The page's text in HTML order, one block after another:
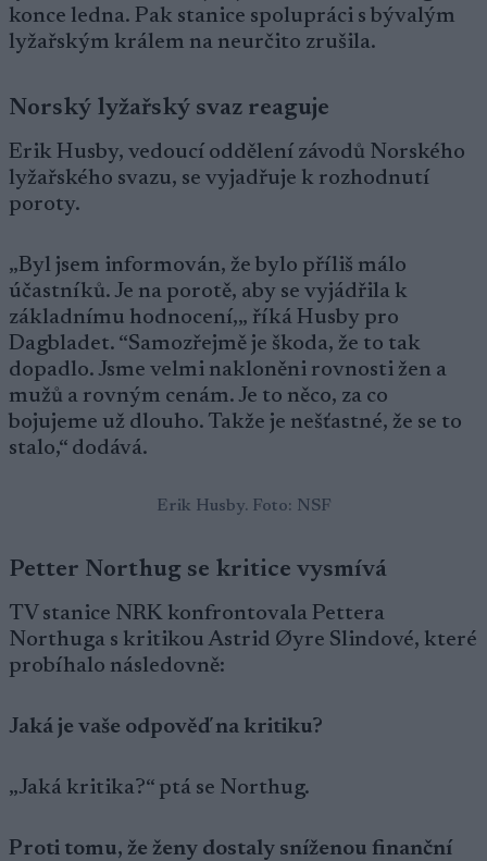
konce ledna. Pak stanice spolupráci s bývalým
lyžařským králem na neurčito zrušila.
Norský lyžařský svaz reaguje
Erik Husby, vedoucí oddělení závodů Norského
lyžařského svazu, se vyjadřuje k rozhodnutí
poroty.
„Byl jsem informován, že bylo příliš málo
účastníků. Je na porotě, aby se vyjádřila k
základnímu hodnocení,„ říká Husby pro
Dagbladet. “Samozřejmě je škoda, že to tak
dopadlo. Jsme velmi nakloněni rovnosti žen a
mužů a rovným cenám. Je to něco, za co
bojujeme už dlouho. Takže je nešťastné, že se to
stalo,“ dodává.
Erik Husby. Foto: NSF
Petter Northug se kritice vysmívá
TV stanice NRK konfrontovala Pettera
Northuga s kritikou Astrid Øyre Slindové, které
probíhalo následovně:
Jaká je vaše odpověď na kritiku?
„Jaká kritika?“ ptá se Northug.
Proti tomu, že ženy dostaly sníženou finanční